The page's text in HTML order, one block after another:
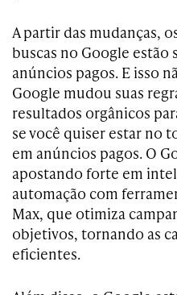
A partir das mudanças,
buscas no Google
anúncios pagos. E isso
Google mudou suas
resultados orgânicos
se você quiser estar no
em anúncios pagos. O
apostando forte em
automação com
Max, que otimiza
objetivos, tornando as
eficientes.